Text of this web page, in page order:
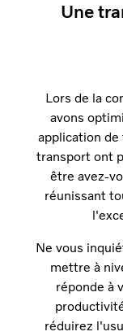
Une
Lors de la
avons
application
transport ont
être avez-
réunissant
Ne vous
mettre à
réponde à
réduirez